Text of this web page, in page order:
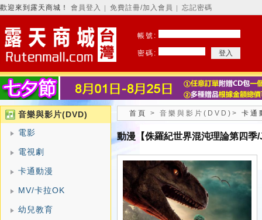
歡迎來到露天商城！ 會員登入 免費註冊/加入會員 忘記密碼
帳號:
密碼:
音樂與影片(DVD)
電影
電視劇
卡通動漫
MV/卡拉OK
幼兒教育
首頁 > 音樂與影片(DVD) > 卡通
動漫【侏羅紀世界混沌理論第四